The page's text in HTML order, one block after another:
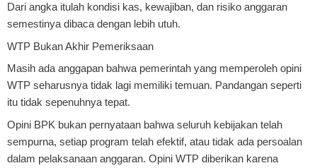
Dari angka itulah kondisi kas, kewajiban, dan risiko anggaran
semestinya dibaca dengan lebih utuh.
WTP Bukan Akhir Pemeriksaan
Masih ada anggapan bahwa pemerintah yang memperoleh opini
WTP seharusnya tidak lagi memiliki temuan. Pandangan seperti
itu tidak sepenuhnya tepat.
Opini BPK bukan pernyataan bahwa seluruh kebijakan telah
sempurna, setiap program telah efektif, atau tidak ada persoalan
dalam pelaksanaan anggaran. Opini WTP diberikan karena